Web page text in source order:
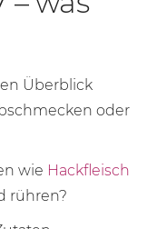
Überblick
oder
wie Hackfleisch
rühren?